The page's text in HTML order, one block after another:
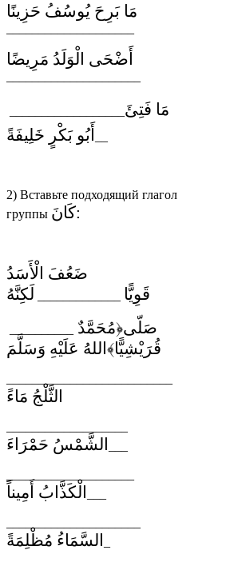
مَا بَرِحَ يُوسُفُ حَزِينًا
أَضْحَى الْوَلَدُ مَرِيضًا
مَا فَتِئَ
أَبُو بَكْرٍ خَلِيفَةً
2) Вставьте подходящий глагол
группы كَانَ:
ضَعُفَ الْأَسَدُ
لَكِنَّهُ
قَوِيًّا
مُحَمَّدٌ﴿صَلّى
اللهُ عَلَيْهِ وَسَلَّمَ ﴾قُرَيْشِيًّا
الثَّلْجُ مَاءً
الشَّمْسُ حَمْرَاءَ
الْكَذَّابُ أَمِيناً
السَّمَاءُ مُظْلِمَةً